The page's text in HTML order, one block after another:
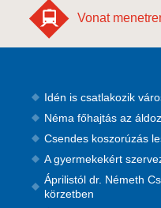
Vonat
Idén is csatlakozik
Néma főhajtás az
Csendes koszorúzás
A gyermekekért
Áprilistól dr. Németh
körzetben